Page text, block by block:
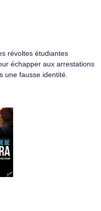
révoltes étudiantes
échapper aux arrestations
une fausse identité.